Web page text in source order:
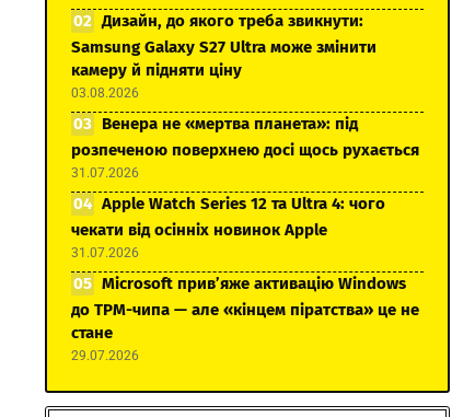
Дизайн, до якого треба звикнути:
Samsung Galaxy S27 Ultra може змінити
камеру й підняти ціну
03.08.2026
Венера не «мертва планета»: під
розпеченою поверхнею досі щось рухається
31.07.2026
Apple Watch Series 12 та Ultra 4: чого
чекати від осінніх новинок Apple
31.07.2026
Microsoft прив’яже активацію Windows
до TPM-чипа — але «кінцем піратства» це не
стане
29.07.2026